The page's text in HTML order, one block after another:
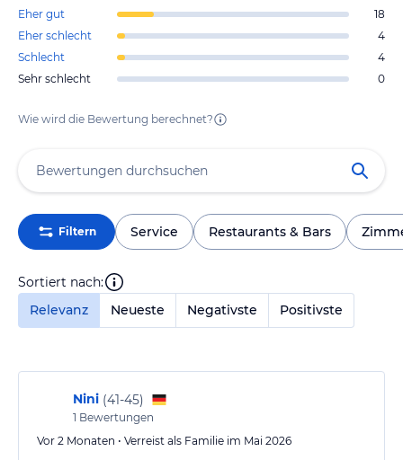
Eher gut
18
Eher schlecht
4
Schlecht
4
Sehr schlecht
0
Wie wird die Bewertung berechnet?
Filtern Service Restaurants & Bars
Sortiert nach:
Relevanz
Neueste Negativste Positivste
Nini (41-45)
1 Bewertungen
Vor 2 Monaten • Verreist als Familie im Mai 2026